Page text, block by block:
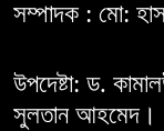
সম্পাদক : মো:
উপদেষ্টা: ড.
সুলতান আহমেদ।